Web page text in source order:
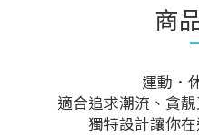
商
運動．
適合追求潮流、貪
獨特設計讓你